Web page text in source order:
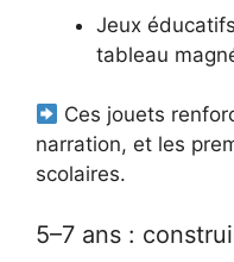
Jeux
tableau
Ces jouets
narration, et les
scolaires.
5–7 ans :